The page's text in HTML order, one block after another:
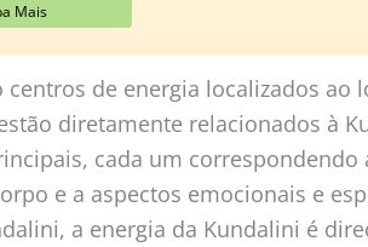
Mais
centros de energia localizados ao
diretamente relacionados à
cada um correspondendo
e a aspectos emocionais e
a energia da Kundalini é